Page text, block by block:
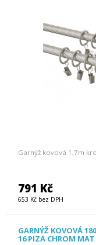
Garnýž kovová 1,7m
791 Kč
653 Kč bez DPH
GARNÝŽ KOVOVÁ
16 PIZA CHROM MAT